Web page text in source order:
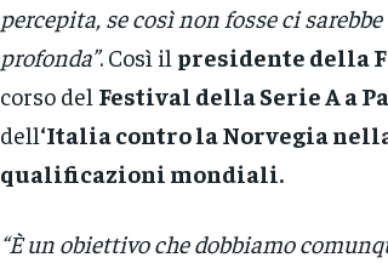
percepita, se così non fosse ci
profonda”. Così il presidente della
corso del Festival della Serie A a
dell‘Italia contro la Norvegia
qualificazioni mondiali.
“È un obiettivo che dobbiamo